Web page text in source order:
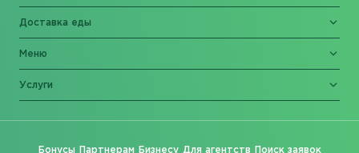
Доставка еды
Меню
Услуги
Бонусы Партнерам Бизнесу Для агентств Поиск заявок